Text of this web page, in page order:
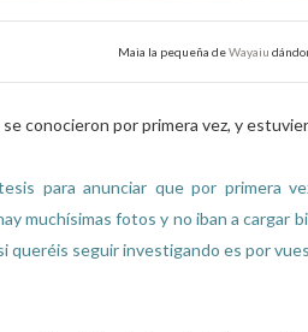
Maia la pequeña deWayaiu
conocieron por primera vez, y
para anunciar que por primera
muchísimas fotos y no iban a cargar
queréis seguir investigando es por